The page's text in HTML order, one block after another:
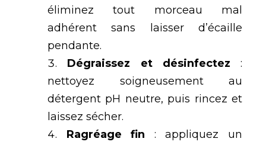
éliminez tout morceau mal
adhérent sans laisser d’écaille
pendante.
Dégraissez et désinfectez :
nettoyez soigneusement au
détergent pH neutre, puis rincez et
laissez sécher.
Ragréage fin : appliquez un